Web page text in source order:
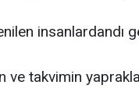
insanlardandı
ve takvimin